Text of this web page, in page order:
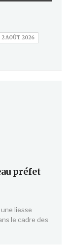
2 AOÛT 2026
préfet
liesse
le cadre des